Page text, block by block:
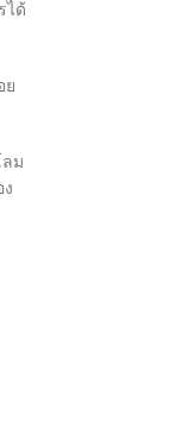
ได้
ย
ม